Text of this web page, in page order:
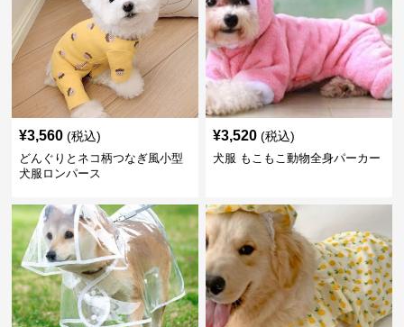
¥3,560 (税込)
どんぐりとネコ柄つなぎ風小型
犬服ロンパース
¥3,520 (税込)
犬服 もこもこ動物全身パーカー